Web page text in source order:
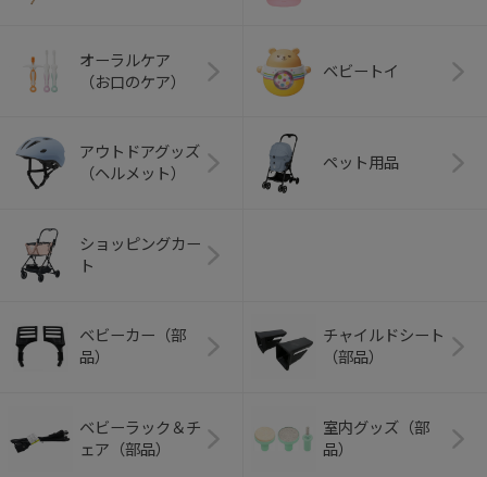
オーラルケア
（お口のケア）
ベビートイ
アウトドアグッズ
（ヘルメット）
ペット用品
ショッピングカー
ト
ベビーカー（部
品）
チャイルドシート
（部品）
ベビーラック＆チ
ェア（部品）
室内グッズ（部
品）